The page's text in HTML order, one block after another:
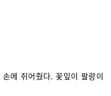
에 쥐어줬다. 꽃잎이 팔랑이